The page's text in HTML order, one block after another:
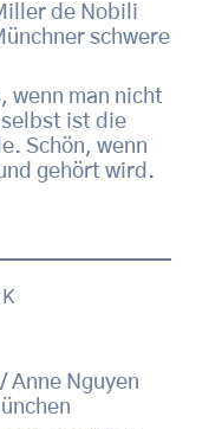
de Nobili
schwere
wenn man nicht
ist die
Schön, wenn
gehört wird.
Nguyen